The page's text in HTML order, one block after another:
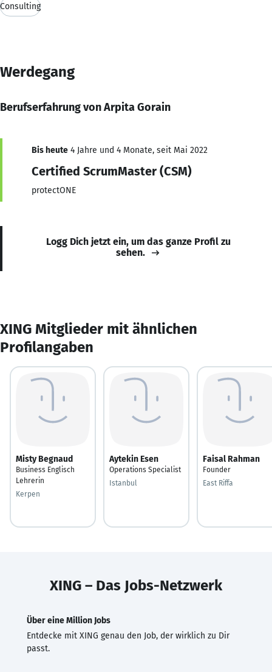
Consulting
Werdegang
Berufserfahrung von Arpita Gorain
Bis heute 4 Jahre und 4 Monate, seit Mai 2022
Certified ScrumMaster (CSM)
protectONE
Logg Dich jetzt ein, um das ganze Profil zu
sehen.
XING Mitglieder mit ähnlichen
Profilangaben
Misty Begnaud
Business Englisch
Lehrerin
Kerpen
Aytekin Esen
Operations Specialist
Istanbul
Faisal Rahman
Founder
East Riffa
XING – Das Jobs-Netzwerk
Über eine Million Jobs
Entdecke mit XING genau den Job, der wirklich zu Dir
passt.